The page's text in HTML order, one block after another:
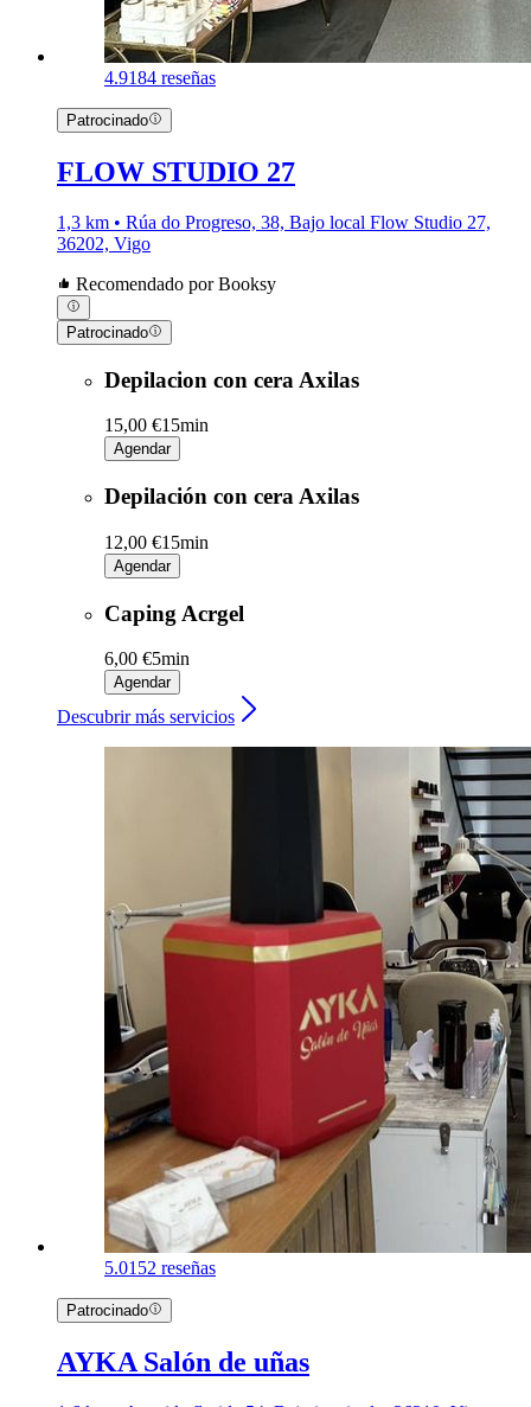
4.9184 reseñas
Patrocinado
FLOW STUDIO 27
1,3 km • Rúa do Progreso, 38, Bajo local Flow Studio 27,
36202, Vigo
Recomendado por Booksy
Patrocinado
Depilacion con cera Axilas
15,00 €15min
Agendar
Depilación con cera Axilas
12,00 €15min
Agendar
Caping Acrgel
6,00 €5min
Agendar
Descubrir más servicios
5.0152 reseñas
Patrocinado
AYKA Salón de uñas